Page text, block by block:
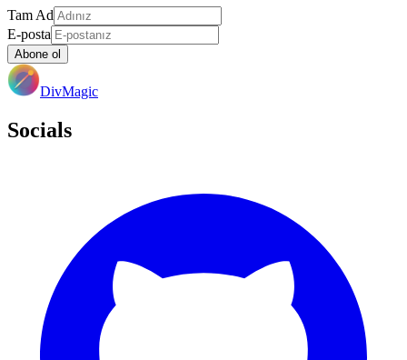
Tam Ad
E-posta
Abone ol
DivMagic
Socials